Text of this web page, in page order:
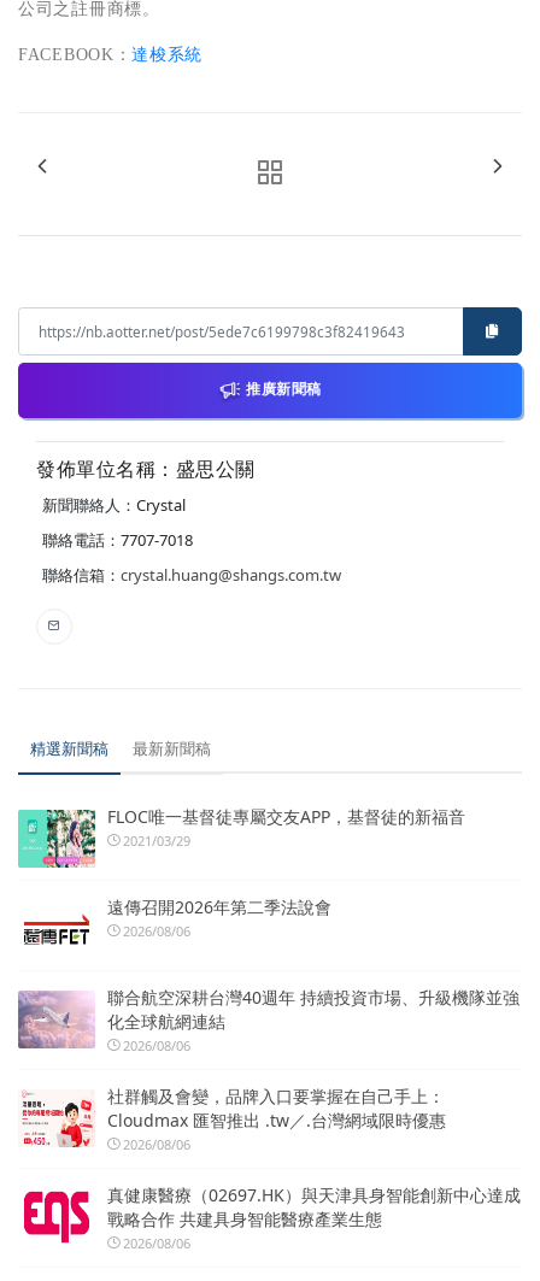
公司之註冊商標。
FACEBOOK：達梭系統
推廣新聞稿
發佈單位名稱：盛思公關
新聞聯絡人：Crystal
聯絡電話：7707-7018
聯絡信箱： crystal.huang@shangs.com.tw
精選新聞稿 最新新聞稿
FLOC唯一基督徒專屬交友APP，基督徒的新福音
2021/03/29
遠傳召開2026年第二季法說會
2026/08/06
聯合航空深耕台灣40週年 持續投資市場、升級機隊並強
化全球航網連結
2026/08/06
社群觸及會變，品牌入口要掌握在自己手上：
Cloudmax 匯智推出 .tw／.台灣網域限時優惠
2026/08/06
真健康醫療（02697.HK）與天津具身智能創新中心達成
戰略合作 共建具身智能醫療產業生態
2026/08/06